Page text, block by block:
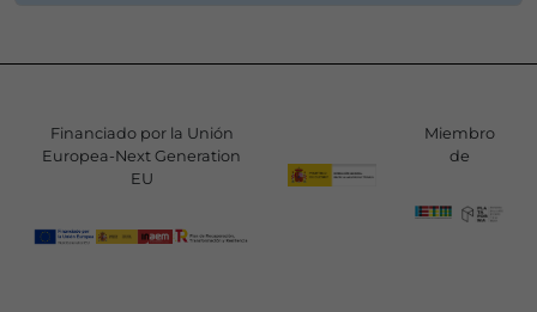
Financiado por la Unión
Europea-Next Generation
EU
Miembro
de